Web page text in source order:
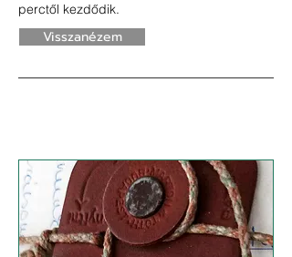
perctől kezdődik.
Visszanézem